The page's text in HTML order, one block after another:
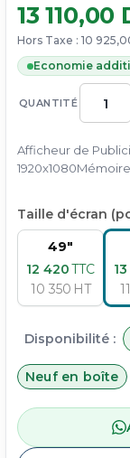
QUANTITÉ
13 110,00
Hors Taxe : 10
Economie
Afficheur de
Taille d'écran
49"
12 420TTC
10 350 HT
Disponibilité :
Neuf en boîte